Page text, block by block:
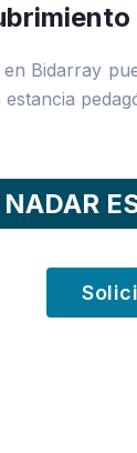
Bidarray